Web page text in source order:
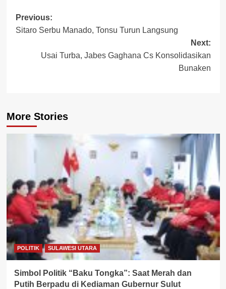
Post
navigation
Previous:
Sitaro Serbu Manado, Tonsu Turun Langsung
Next:
Usai Turba, Jabes Gaghana Cs Konsolidasikan
Bunaken
More Stories
POLITIK SULAWESI UTARA
Simbol Politik “Baku Tongka”: Saat Merah dan
Putih Berpadu di Kediaman Gubernur Sulut